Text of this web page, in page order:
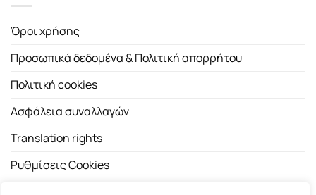
Όροι χρήσης
Προσωπικά δεδομένα & Πολιτική απορρήτου
Πολιτική cookies
Ασφάλεια συναλλαγών
Translation rights
Ρυθμίσεις Cookies